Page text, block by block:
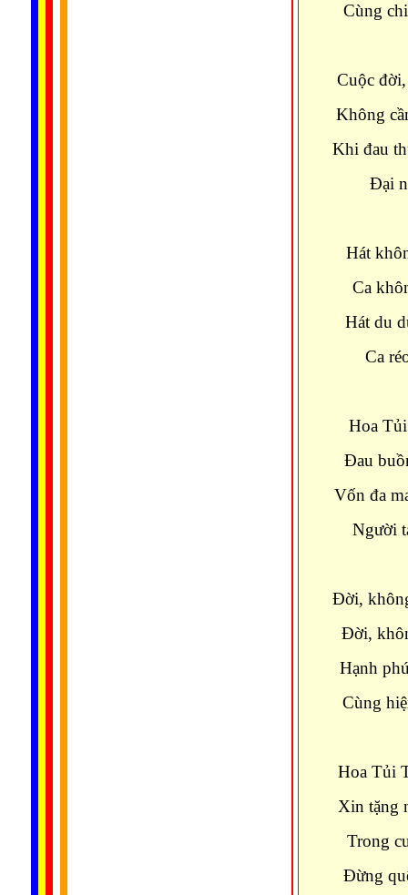
Cùng
Cuộc
Không
Khi đau
Ðại
Hát
Ca
Hát du
Ca
Hoa
Ðau
Vốn đa
Người
Ðời,
Ðời,
Hạnh
Cùng
Hoa Tủi
Xin tặng
Trong
Ðừng